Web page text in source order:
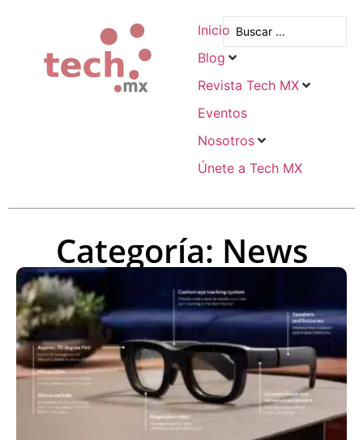
Inicio
Blog
Revista Tech MX
Eventos
Nosotros
Únete a Tech MX
Categoría: News